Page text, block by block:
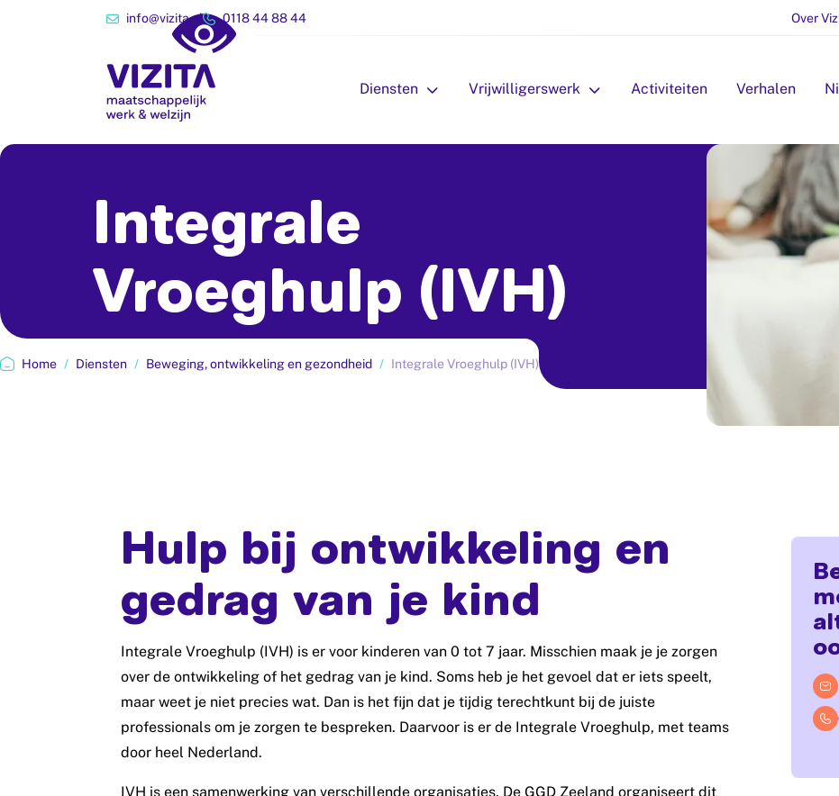
info@vizita.nl 0118 44 88 44 Over
Diensten openSubmenu: Diensten
Vrijwilligerswerk openSubmenu: Vrijwilligerswerk
Activiteiten Verhalen
Integrale
Vroeghulp (IVH)
Home / Diensten / Beweging, ontwikkeling en gezondheid / Integrale Vroeghulp (IVH)
Hulp bij ontwikkeling en
gedrag van je kind
Integrale Vroeghulp (IVH) is er voor kinderen van 0 tot 7 jaar. Misschien maak je je zorgen
over de ontwikkeling of het gedrag van je kind. Soms heb je het gevoel dat er iets speelt,
maar weet je niet precies wat. Dan is het fijn dat je tijdig terechtkunt bij de juiste
professionals om je zorgen te bespreken. Daarvoor is er de Integrale Vroeghulp, met teams
door heel Nederland.
IVH is een samenwerking van verschillende organisaties. De GGD Zeeland organiseert dit